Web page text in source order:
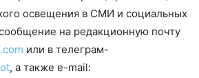
освещения в СМИ и социальных
на редакционную почту
или в телеграм-
, а также e-mail: